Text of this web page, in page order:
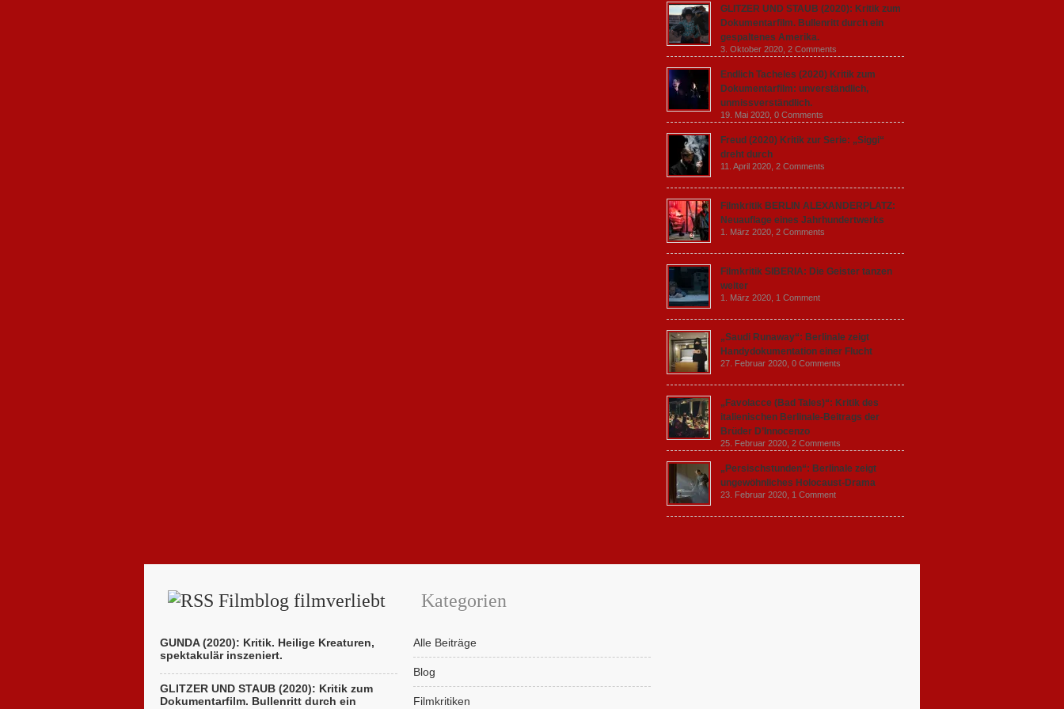
GLITZER UND STAUB (2020): Kritik zum
Dokumentarfilm. Bullenritt durch ein
gespaltenes Amerika.
3. Oktober 2020, 2 Comments
Endlich Tacheles (2020) Kritik zum
Dokumentarfilm: unverständlich,
unmissverständlich.
19. Mai 2020, 0 Comments
Freud (2020) Kritik zur Serie: „Siggi“
dreht durch
11. April 2020, 2 Comments
Filmkritik BERLIN ALEXANDERPLATZ:
Neuauflage eines Jahrhundertwerks
1. März 2020, 2 Comments
Filmkritik SIBERIA: Die Geister tanzen
weiter
1. März 2020, 1 Comment
„Saudi Runaway“: Berlinale zeigt
Handydokumentation einer Flucht
27. Februar 2020, 0 Comments
„Favolacce (Bad Tales)“: Kritik des
italienischen Berlinale-Beitrags der
Brüder D’Innocenzo
25. Februar 2020, 2 Comments
„Persischstunden“: Berlinale zeigt
ungewöhnliches Holocaust-Drama
23. Februar 2020, 1 Comment
Filmblog filmverliebt
GUNDA (2020): Kritik. Heilige Kreaturen,
spektakulär inszeniert.
GLITZER UND STAUB (2020): Kritik zum
Dokumentarfilm. Bullenritt durch ein
Kategorien
Alle Beiträge
Blog
Filmkritiken